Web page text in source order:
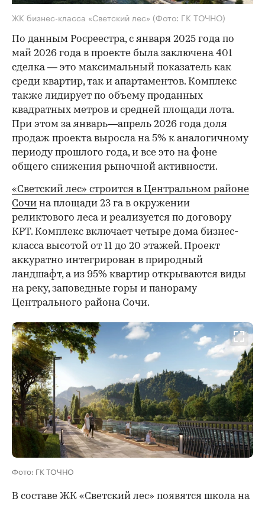
ЖК бизнес-класса «Светский лес» (Фото: ГК ТОЧНО)
По данным Росреестра, с января 2025 года по
май 2026 года в проекте была заключена 401
сделка — это максимальный показатель как
среди квартир, так и апартаментов. Комплекс
также лидирует по объему проданных
квадратных метров и средней площади лота.
При этом за январь—апрель 2026 года доля
продаж проекта выросла на 5% к аналогичному
периоду прошлого года, и все это на фоне
общего снижения рыночной активности.
«Светский лес» строится в Центральном районе
Сочи на площади 23 га в окружении
реликтового леса и реализуется по договору
КРТ. Комплекс включает четыре дома бизнес-
класса высотой от 11 до 20 этажей. Проект
аккуратно интегрирован в природный
ландшафт, а из 95% квартир открываются виды
на реку, заповедные горы и панораму
Центрального района Сочи.
Фото: ГК ТОЧНО
В составе ЖК «Светский лес» появятся школа на